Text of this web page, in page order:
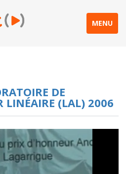
MENU
DE
LINÉAIRE (LAL) 2006